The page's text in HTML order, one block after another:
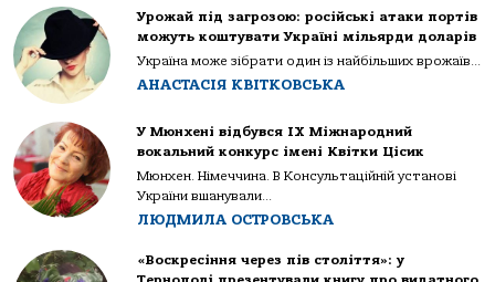
Урожай під загрозою: російські атаки портів
можуть коштувати Україні мільярди доларів
Україна може зібрати один із найбільших врожаїв...
АНАСТАСІЯ КВІТКОВСЬКА
У Мюнхені відбувся IX Міжнародний
вокальний конкурс імені Квітки Цісик
Мюнхен. Німеччина. В Консультаційній установі
України вшанували...
ЛЮДМИЛА ОСТРОВСЬКА
«Воскресіння через пів століття»: у